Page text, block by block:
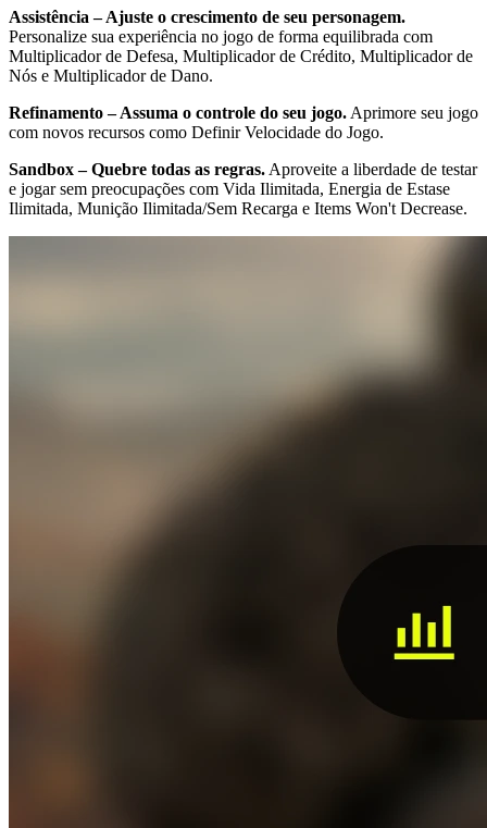
Assistência – Ajuste o crescimento de seu personagem.
Personalize sua experiência no jogo de forma equilibrada com
Multiplicador de Defesa, Multiplicador de Crédito, Multiplicador de
Nós e Multiplicador de Dano.
Refinamento – Assuma o controle do seu jogo. Aprimore seu jogo
com novos recursos como Definir Velocidade do Jogo.
Sandbox – Quebre todas as regras. Aproveite a liberdade de testar
e jogar sem preocupações com Vida Ilimitada, Energia de Estase
Ilimitada, Munição Ilimitada/Sem Recarga e Items Won't Decrease.